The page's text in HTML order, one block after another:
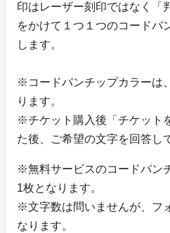
印はレーザー刻印ではなく「
をかけて１つ１つのコードバ
します。
※コードバンチップカラーは
ります。
※チケット購入後「チケット
た後、ご希望の文字を回答し
※無料サービスのコードバン
1枚となります。
※文字数は問いませんが、フ
なります。